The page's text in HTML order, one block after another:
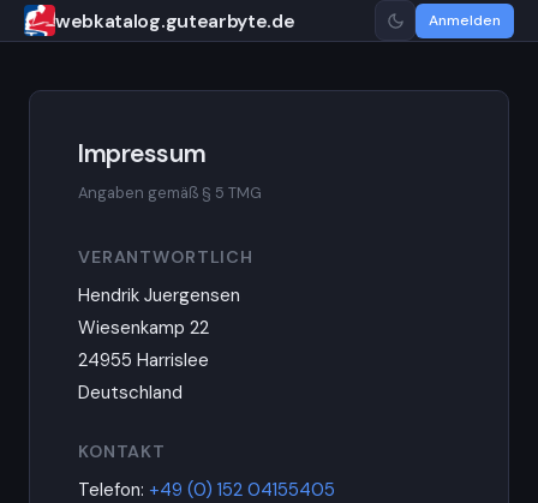
webkatalog.gutearbyte.de Anmelden
Impressum
Angaben gemäß § 5 TMG
VERANTWORTLICH
Hendrik Juergensen
Wiesenkamp 22
24955 Harrislee
Deutschland
KONTAKT
Telefon: +49 (0) 152 04155405